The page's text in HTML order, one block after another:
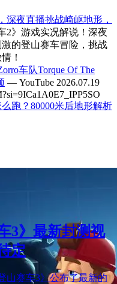
深夜直播挑战崎岖地形，
2》游戏实况解说！深夜
的登山赛车冒险，挑战
！
车队Torque Of The
— YouTube 2026.07.19
跑？80000米后地形解析
3》最新封测视
定
山赛车3》公布了最新的